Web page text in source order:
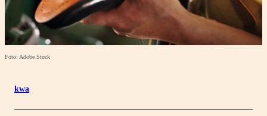
Foto: Adobe Stock
kwa